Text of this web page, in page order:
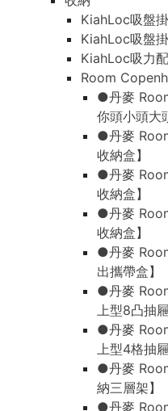
KiahLoc吸盤
KiahLoc吸盤
KiahLoc吸力
Room
●丹麥
你頭小頭大
●丹麥
收納盒】
●丹麥
收納盒】
●丹麥
收納盒】
●丹麥
出攜帶盒】
●丹麥
上型8凸抽
●丹麥
上型4格抽
●丹麥
納三層架】
●丹麥